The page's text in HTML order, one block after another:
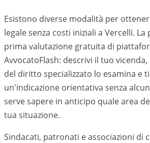
Esistono diverse modalità per
legale senza costi iniziali a Vercelli.
prima valutazione gratuita di
AvvocatoFlash: descrivi il tuo
del diritto specializzato lo esamina e
un'indicazione orientativa senza
serve sapere in anticipo quale area
tua situazione.
Sindacati, patronati e associazioni di